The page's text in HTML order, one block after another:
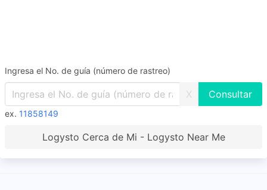
Ingresa el No. de guía (número de rastreo)
X
ex. 11858149
Logysto Cerca de Mi - Logysto Near Me